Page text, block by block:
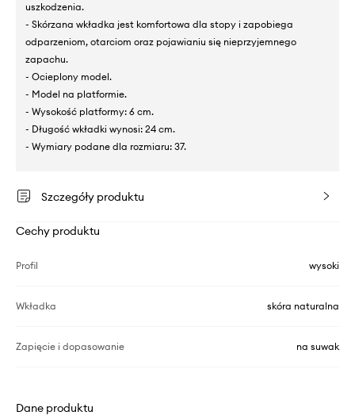
uszkodzenia.
- Skórzana wkładka jest komfortowa dla stopy i zapobiega
odparzeniom, otarciom oraz pojawianiu się nieprzyjemnego
zapachu.
- Ocieplony model.
- Model na platformie.
- Wysokość platformy: 6 cm.
- Długość wkładki wynosi: 24 cm.
- Wymiary podane dla rozmiaru: 37.
Szczegóły produktu
Cechy produktu
Profil wysoki
Wkładka skóra naturalna
Zapięcie i dopasowanie na suwak
Dane produktu